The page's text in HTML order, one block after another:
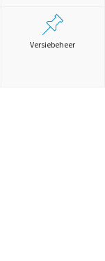
Versiebeheer